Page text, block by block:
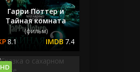
Гарри Поттер и
Тайная комната
(фильм)
8.1 7.4
HD